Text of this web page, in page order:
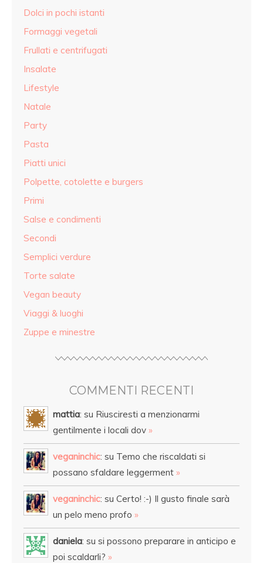
Dolci in pochi istanti
Formaggi vegetali
Frullati e centrifugati
Insalate
Lifestyle
Natale
Party
Pasta
Piatti unici
Polpette, cotolette e burgers
Primi
Salse e condimenti
Secondi
Semplici verdure
Torte salate
Vegan beauty
Viaggi & luoghi
Zuppe e minestre
COMMENTI RECENTI
mattia: su Riusciresti a menzionarmi
gentilmente i locali dov »
veganinchic: su Temo che riscaldati si
possano sfaldare leggerment »
veganinchic: su Certo! :-) Il gusto finale sarà
un pelo meno profo »
daniela: su si possono preparare in anticipo e
poi scaldarli? »